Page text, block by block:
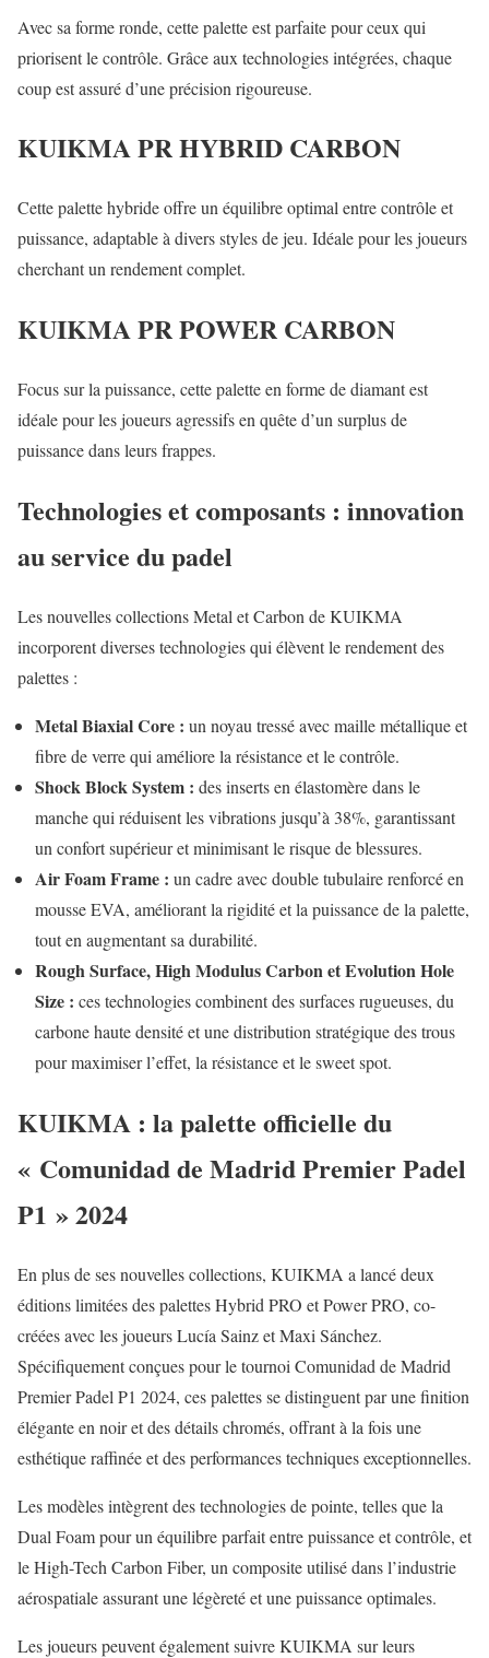
Avec sa forme ronde, cette palette est parfaite pour ceux qui
priorisent le contrôle. Grâce aux technologies intégrées, chaque
coup est assuré d’une précision rigoureuse.
KUIKMA PR HYBRID CARBON
Cette palette hybride offre un équilibre optimal entre contrôle et
puissance, adaptable à divers styles de jeu. Idéale pour les joueurs
cherchant un rendement complet.
KUIKMA PR POWER CARBON
Focus sur la puissance, cette palette en forme de diamant est
idéale pour les joueurs agressifs en quête d’un surplus de
puissance dans leurs frappes.
Technologies et composants : innovation
au service du padel
Les nouvelles collections Metal et Carbon de KUIKMA
incorporent diverses technologies qui élèvent le rendement des
palettes :
Metal Biaxial Core : un noyau tressé avec maille métallique et
fibre de verre qui améliore la résistance et le contrôle.
Shock Block System : des inserts en élastomère dans le
manche qui réduisent les vibrations jusqu’à 38%, garantissant
un confort supérieur et minimisant le risque de blessures.
Air Foam Frame : un cadre avec double tubulaire renforcé en
mousse EVA, améliorant la rigidité et la puissance de la palette,
tout en augmentant sa durabilité.
Rough Surface, High Modulus Carbon et Evolution Hole
Size : ces technologies combinent des surfaces rugueuses, du
carbone haute densité et une distribution stratégique des trous
pour maximiser l’effet, la résistance et le sweet spot.
KUIKMA : la palette officielle du
« Comunidad de Madrid Premier Padel
P1 » 2024
En plus de ses nouvelles collections, KUIKMA a lancé deux
éditions limitées des palettes Hybrid PRO et Power PRO, co-
créées avec les joueurs Lucía Sainz et Maxi Sánchez.
Spécifiquement conçues pour le tournoi Comunidad de Madrid
Premier Padel P1 2024, ces palettes se distinguent par une finition
élégante en noir et des détails chromés, offrant à la fois une
esthétique raffinée et des performances techniques exceptionnelles.
Les modèles intègrent des technologies de pointe, telles que la
Dual Foam pour un équilibre parfait entre puissance et contrôle, et
le High-Tech Carbon Fiber, un composite utilisé dans l’industrie
aérospatiale assurant une légèreté et une puissance optimales.
Les joueurs peuvent également suivre KUIKMA sur leurs